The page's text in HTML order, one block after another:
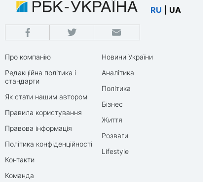
RU UA
Про компанію
Редакційна політика і
стандарти
Як стати нашим автором
Правила користування
Правова інформація
Політика конфіденційності
Контакти
Команда
Новини України
Аналітика
Політика
Бізнес
Життя
Розваги
Lifestyle